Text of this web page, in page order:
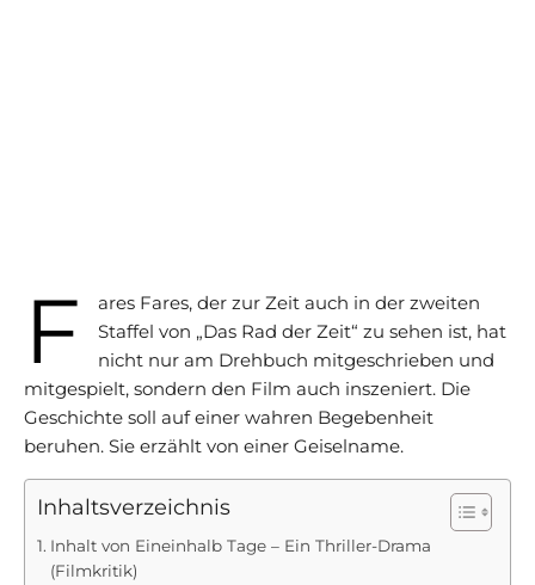
F
ares Fares, der zur Zeit auch in der zweiten
Staffel von „Das Rad der Zeit“ zu sehen ist, hat
nicht nur am Drehbuch mitgeschrieben und
mitgespielt, sondern den Film auch inszeniert. Die
Geschichte soll auf einer wahren Begebenheit
beruhen. Sie erzählt von einer Geiselname.
Inhaltsverzeichnis
Inhalt von Eineinhalb Tage – Ein Thriller-Drama
(Filmkritik)